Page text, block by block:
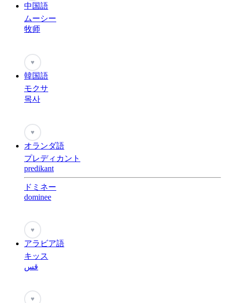
中国語
ムーシー
牧师
♥
韓国語
モクサ
목사
♥
オランダ語
プレディカント
predikant
ドミネー
dominee
♥
アラビア語
キッス
قس
♥